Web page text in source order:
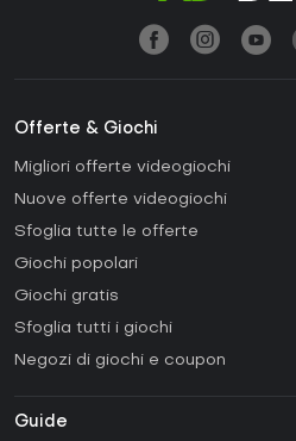
Offerte & Giochi
Migliori offerte videogiochi
Nuove offerte videogiochi
Sfoglia tutte le offerte
Giochi popolari
Giochi gratis
Sfoglia tutti i giochi
Negozi di giochi e coupon
Guide